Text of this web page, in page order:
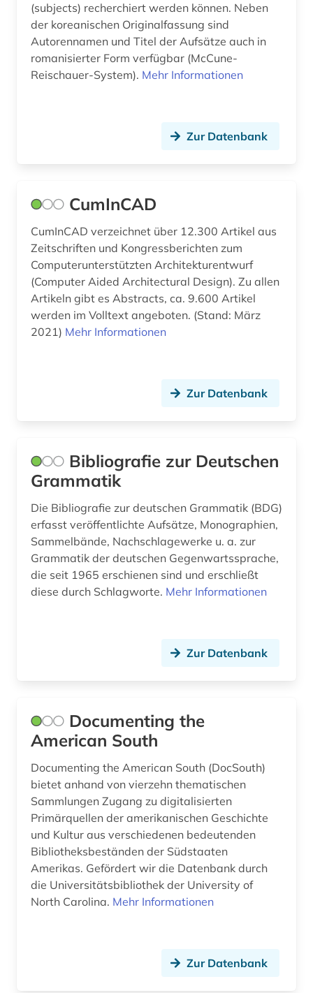
byzanz (1)
böhmen (2)
bühnenkünstler (1)
cd-rom (1)
chemische reaktion (1)
chemische verbindungen (1)
china (1)
comic (1)
cranach, familie (1)
darwin (1)
datensammlung (4)
demotisch (1)
den haag (1)
deutschland (6)
deutschland <bundesrepublik> (1)
deutschsprachig (1)
dichtung (1)
didaktik (1)
digitale musikalien (1)
digitalisat (1)
(subjects) recherchiert werden können. Neben
der koreanischen Originalfassung sind
Autorennamen und Titel der Aufsätze auch in
romanisierter Form verfügbar (McCune-
Reischauer-System). Mehr Informationen
Zur Datenbank
CumInCAD
CumInCAD verzeichnet über 12.300 Artikel aus
Zeitschriften und Kongressberichten zum
Computerunterstützten Architekturentwurf
(Computer Aided Architectural Design). Zu allen
Artikeln gibt es Abstracts, ca. 9.600 Artikel
werden im Volltext angeboten. (Stand: März
2021) Mehr Informationen
Zur Datenbank
Bibliografie zur Deutschen
Grammatik
Die Bibliografie zur deutschen Grammatik (BDG)
erfasst veröffentlichte Aufsätze, Monographien,
Sammelbände, Nachschlagewerke u. a. zur
Grammatik der deutschen Gegenwartssprache,
die seit 1965 erschienen sind und erschließt
diese durch Schlagworte. Mehr Informationen
Zur Datenbank
Documenting the
American South
Documenting the American South (DocSouth)
bietet anhand von vierzehn thematischen
Sammlungen Zugang zu digitalisierten
Primärquellen der amerikanischen Geschichte
und Kultur aus verschiedenen bedeutenden
Bibliotheksbeständen der Südstaaten
Amerikas. Gefördert wir die Datenbank durch
die Universitätsbibliothek der University of
North Carolina. Mehr Informationen
Zur Datenbank